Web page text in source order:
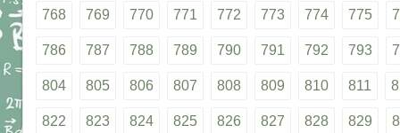
768 769 770 771 772 773 774 775
786 787 788 789 790 791 792 793
804 805 806 807 808 809 810 811
822 823 824 825 826 827 828 829